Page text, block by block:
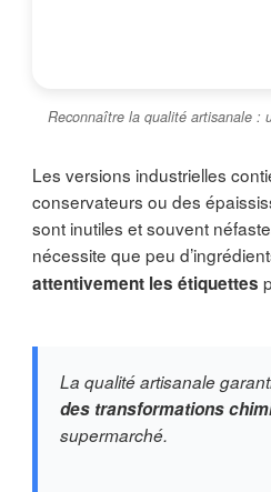
Reconnaître la qualité artisanale :
Les versions industrielles
conservateurs ou des
sont inutiles et souvent
nécessite que peu
attentivement les étiquettes
La qualité artisanale
des transformations
supermarché.